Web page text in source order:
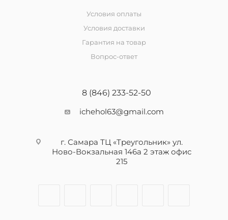
Условия оплаты
Условия доставки
Гарантия на товар
Вопрос-ответ
8 (846) 233-52-50
ichehol63@gmail.com
г. Самара ТЦ «Треугольник» ул.
Ново-Вокзальная 146а 2 этаж офис
215